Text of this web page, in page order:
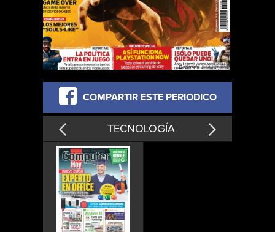
COMPARTIR ESTE PERIODICO
TECNOLOGÍA